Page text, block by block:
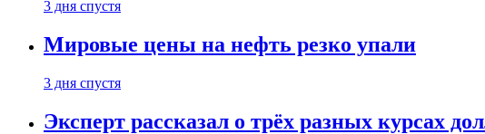
3 дня спустя
Мировые цены на нефть резко упали
3 дня спустя
Эксперт рассказал о трёх разных курсах